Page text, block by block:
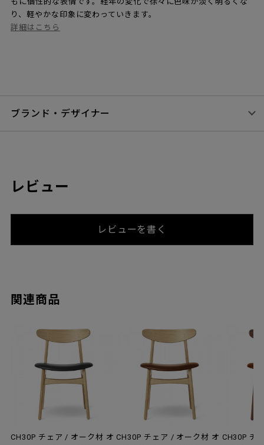
り、軽やかな印象に変わっていきます。
詳細はこちら
ブランド・デザイナー
レビュー
レビューを書く
関連商品
CH30P チェア / オーク材 オ CH30P チェア / オーク材 オ CH30P チ